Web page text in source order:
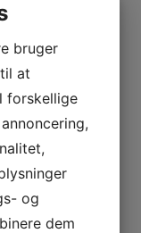
bruger
at
forskellige
og
dem